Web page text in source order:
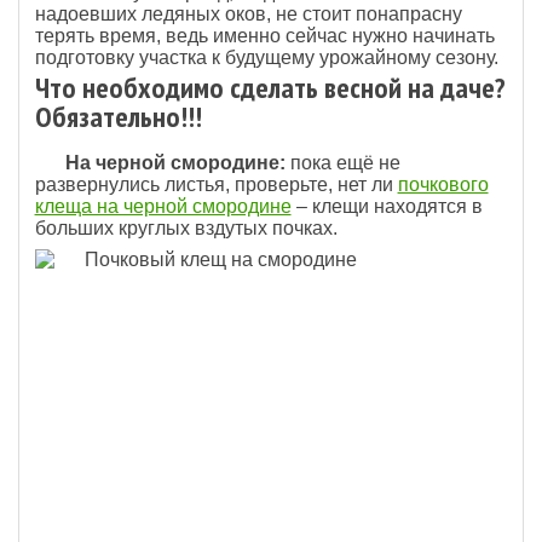
надоевших ледяных оков, не стоит понапрасну
терять время, ведь именно сейчас нужно начинать
подготовку участка к будущему урожайному сезону.
Что необходимо сделать весной на даче?
Обязательно!!!
На черной смородине: пока ещё не
развернулись листья, проверьте, нет ли почкового
клеща на черной смородине– клещи находятся в
больших круглых вздутых почках.